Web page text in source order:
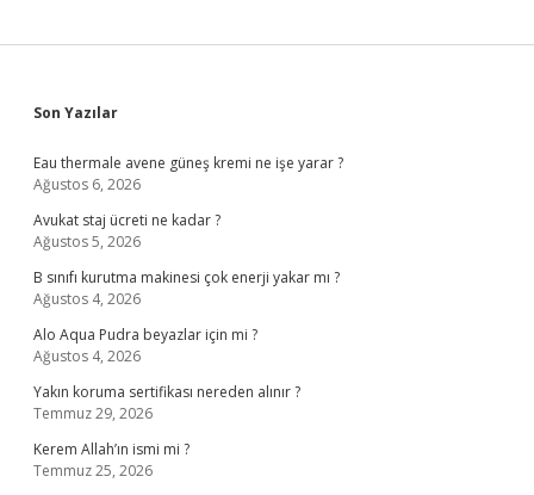
Sidebar
Son Yazılar
Eau thermale avene güneş kremi ne işe yarar ?
Ağustos 6, 2026
Avukat staj ücreti ne kadar ?
Ağustos 5, 2026
B sınıfı kurutma makinesi çok enerji yakar mı ?
Ağustos 4, 2026
Alo Aqua Pudra beyazlar için mi ?
Ağustos 4, 2026
Yakın koruma sertifikası nereden alınır ?
Temmuz 29, 2026
Kerem Allah’ın ismi mi ?
Temmuz 25, 2026